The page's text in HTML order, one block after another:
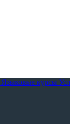
Языковые курсы